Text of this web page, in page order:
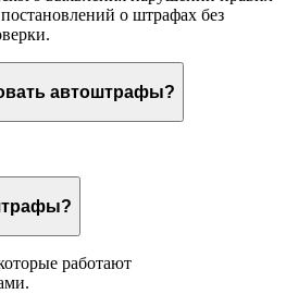
о штрафах без
автоштрафы?
работают